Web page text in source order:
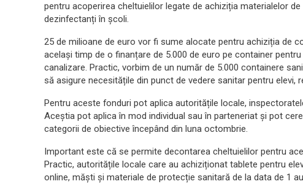
pentru acoperirea cheltuielilor legate de achiziția materialelor
dezinfectanți în școli.
25 de milioane de euro vor fi sume alocate pentru achiziția de
același timp de o finanțare de 5.000 de euro pe container
canalizare. Practic, vorbim de un număr de 5.000 containere
să asigure necesitățile din punct de vedere sanitar pentru elevi,
Pentru aceste fonduri pot aplica autoritățile locale,
Aceștia pot aplica în mod individual sau în parteneriat și pot
categorii de obiective începând din luna octombrie.
Important este că se permite decontarea cheltuielilor pentru
Practic, autoritățile locale care au achiziționat tablete pentru
online, măști și materiale de protecție sanitară de la data de 1